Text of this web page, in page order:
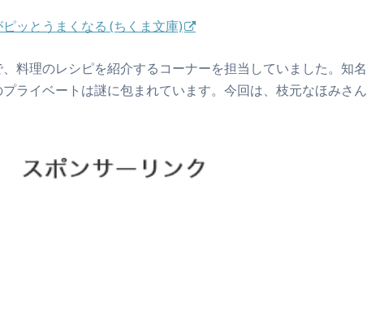
ッとうまくなる (ちくま文庫)
料理のレシピを紹介するコーナーを担当していました。知名
ライベートは謎に包まれています。今回は、枝元なほみさん